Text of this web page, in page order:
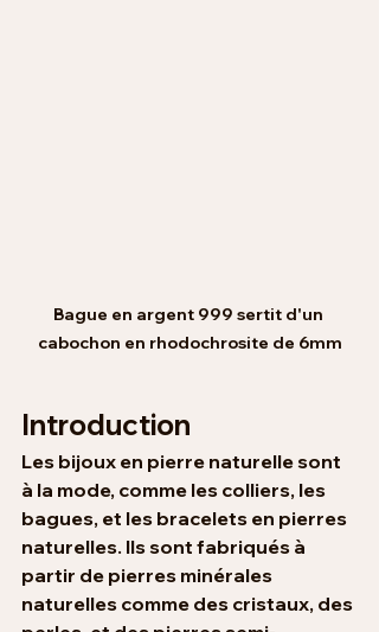
Bague en argent 999 sertit d'un
cabochon en rhodochrosite de 6mm
Introduction
Les bijoux en pierre naturelle sont
à la mode, comme les colliers, les
bagues, et les bracelets en pierres
naturelles. Ils sont fabriqués à
partir de pierres minérales
naturelles comme des cristaux, des